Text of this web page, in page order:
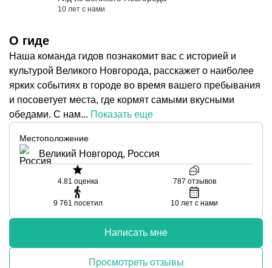
10 лет с нами
О гиде
Наша команда гидов познакомит вас с историей и
культурой Великого Новгорода, расскажет о наиболее
ярких событиях в городе во время вашего пребывания
и посоветует места, где кормят самыми вкусными
обедами. С нам... Показать еще
Местоположение
Великий Новгород, Россия
4.81 оценка 787 отзывов
9 761 посетил 10 лет с нами
Написать мне
Просмотреть отзывы